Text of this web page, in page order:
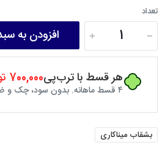
تعداد
افزودن به
هر قسط با ترب‌پی700,000 تومان
۴ قسط ماهانه. بدون سود، چک و ضامن.
بشقاب میناکاری